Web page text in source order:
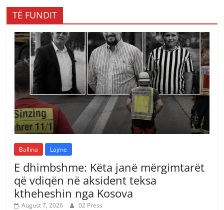
TË FUNDIT
Ballina Lajme
E dhimbshme: Këta janë mërgimtarët
që vdiqën në aksident teksa
ktheheshin nga Kosova
August 7, 2026 02 Press